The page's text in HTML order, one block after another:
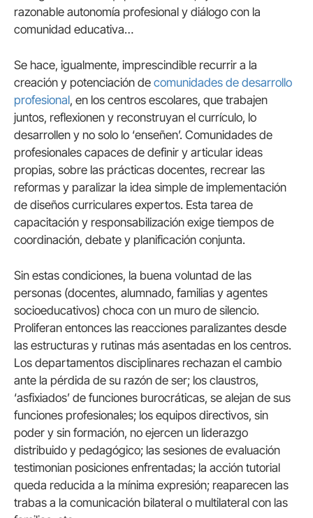
razonable autonomía profesional y diálogo con la
comunidad educativa…
Se hace, igualmente, imprescindible recurrir a la
creación y potenciación de comunidades de desarrollo
profesional, en los centros escolares, que trabajen
juntos, reflexionen y reconstruyan el currículo, lo
desarrollen y no solo lo ‘enseñen’. Comunidades de
profesionales capaces de definir y articular ideas
propias, sobre las prácticas docentes, recrear las
reformas y paralizar la idea simple de implementación
de diseños curriculares expertos. Esta tarea de
capacitación y responsabilización exige tiempos de
coordinación, debate y planificación conjunta.
Sin estas condiciones, la buena voluntad de las
personas (docentes, alumnado, familias y agentes
socioeducativos) choca con un muro de silencio.
Proliferan entonces las reacciones paralizantes desde
las estructuras y rutinas más asentadas en los centros.
Los departamentos disciplinares rechazan el cambio
ante la pérdida de su razón de ser; los claustros,
‘asfixiados’ de funciones burocráticas, se alejan de sus
funciones profesionales; los equipos directivos, sin
poder y sin formación, no ejercen un liderazgo
distribuido y pedagógico; las sesiones de evaluación
testimonian posiciones enfrentadas; la acción tutorial
queda reducida a la mínima expresión; reaparecen las
trabas a la comunicación bilateral o multilateral con las